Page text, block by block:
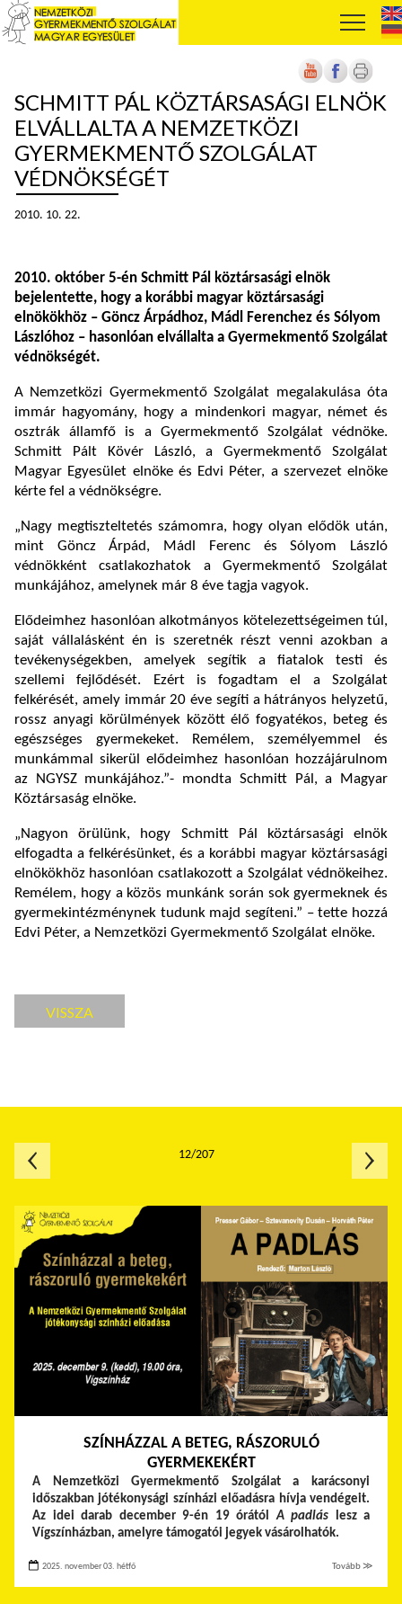
SCHMITT PÁL KÖZTÁRSASÁGI ELNÖK
ELVÁLLALTA A NEMZETKÖZI
GYERMEKMENTŐ SZOLGÁLAT
VÉDNÖKSÉGÉT
2010. 10. 22.
2010. október 5-én Schmitt Pál köztársasági elnök
bejelentette, hogy a korábbi magyar köztársasági
elnökökhöz – Göncz Árpádhoz, Mádl Ferenchez és Sólyom
Lászlóhoz – hasonlóan elvállalta a Gyermekmentő Szolgálat
védnökségét.
A Nemzetközi Gyermekmentő Szolgálat megalakulása óta
immár hagyomány, hogy a mindenkori magyar, német és
osztrák államfő is a Gyermekmentő Szolgálat védnöke.
Schmitt Pált Kövér László, a Gyermekmentő Szolgálat
Magyar Egyesület elnöke és Edvi Péter, a szervezet elnöke
kérte fel a védnökségre.
„Nagy megtiszteltetés számomra, hogy olyan elődök után,
mint Göncz Árpád, Mádl Ferenc és Sólyom László
védnökként csatlakozhatok a Gyermekmentő Szolgálat
munkájához, amelynek már 8 éve tagja vagyok.
Elődeimhez hasonlóan alkotmányos kötelezettségeimen túl,
saját vállalásként én is szeretnék részt venni azokban a
tevékenységekben, amelyek segítik a fiatalok testi és
szellemi fejlődését. Ezért is fogadtam el a Szolgálat
felkérését, amely immár 20 éve segíti a hátrányos helyzetű,
rossz anyagi körülmények között élő fogyatékos, beteg és
egészséges gyermekeket. Remélem, személyemmel és
munkámmal sikerül elődeimhez hasonlóan hozzájárulnom
az NGYSZ munkájához.”- mondta Schmitt Pál, a Magyar
Köztársaság elnöke.
„Nagyon örülünk, hogy Schmitt Pál köztársasági elnök
elfogadta a felkérésünket, és a korábbi magyar köztársasági
elnökökhöz hasonlóan csatlakozott a Szolgálat védnökeihez.
Remélem, hogy a közös munkánk során sok gyermeknek és
gyermekintézménynek tudunk majd segíteni.” – tette hozzá
Edvi Péter, a Nemzetközi Gyermekmentő Szolgálat elnöke.
VISSZA
SZÍNHÁZZAL A BETEG, RÁSZORULÓ
GYERMEKEKÉRT
A Nemzetközi Gyermekmentő Szolgálat a karácsonyi
időszakban jótékonysági színházi előadásra hívja vendégeit.
Az idei darab december 9-én 19 órátólA padlás lesz a
Vígszínházban, amelyre támogatói jegyek vásárolhatók.
2025. november 03. hétfő Tovább ≫
12/207